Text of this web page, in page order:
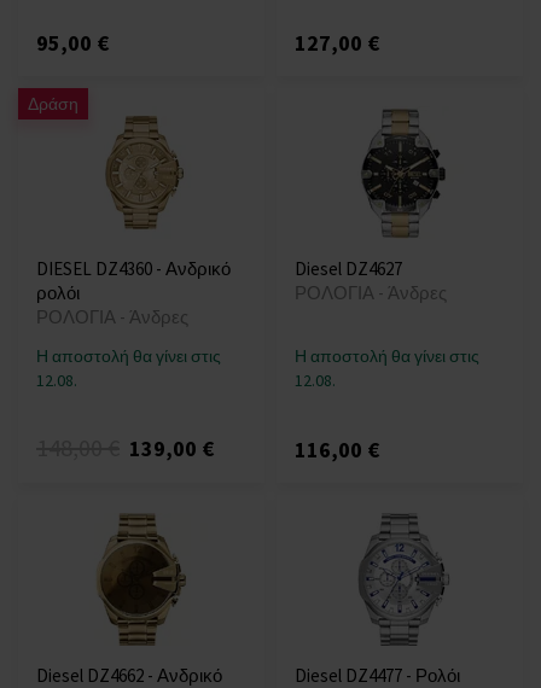
95,00 € 127,00 €
Δράση
DIESEL DZ4360 - Ανδρικό
ρολόι
ΡΟΛΟΓΙΑ - Άνδρες
Η αποστολή θα γίνει στις
12.08.
139,00 €
Diesel DZ4627
ΡΟΛΟΓΙΑ - Άνδρες
Η αποστολή θα γίνει στις
12.08.
116,00 €
Diesel DZ4662 - Ανδρικό
Diesel DZ4477 - Ρολόι